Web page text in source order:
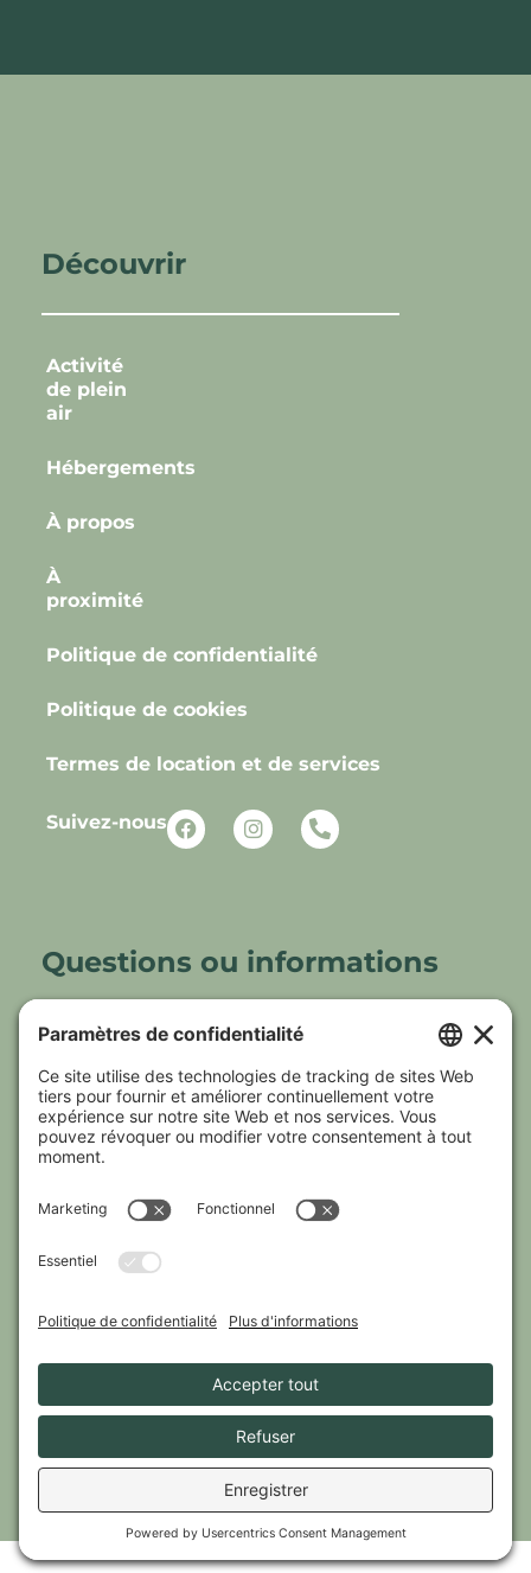
Découvrir
Activité
de plein
air
Hébergements
À propos
À
proximité
Politique de confidentialité
Politique de cookies
Termes de location et de services
Suivez-nous
Questions ou informations
N’hésitez pas à communiquer avec un des
membres de notre équipe qui se fera un
plaisir de répondre à vos questions.
(819) 701-6598
Enr. 627854 Enr. 301339
Nous joindre
2026 © Méandre, tous droits réservés.
Conception graphique :Hoola studio| Intégration :
Collectif Web